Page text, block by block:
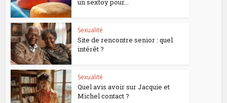
un sextoy pour...
Sexualité
Site de rencontre senior : quel
intérêt ?
Sexualité
Quel avis avoir sur Jacquie et
Michel contact ?